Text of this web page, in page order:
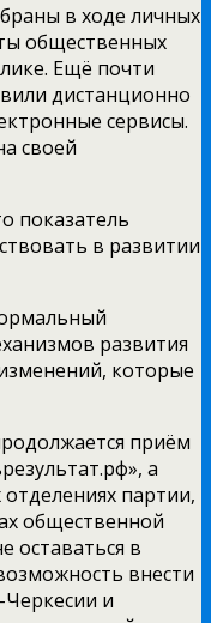
в ходе личных
общественных
Ещё почти
дистанционно
сервисы.
своей
показатель
в развитии
развития
которые
приём
а
партии,
общественной
оставаться в
внести
и